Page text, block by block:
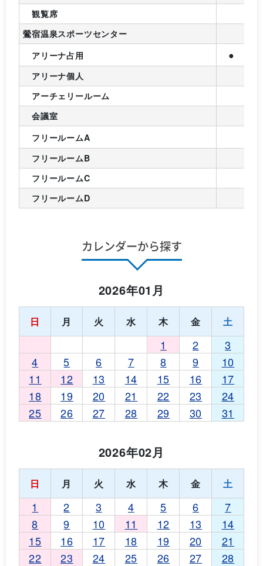
観覧席
鶯宿温泉スポーツセンター
アリーナ占用
●
アリーナ個人
アーチェリールーム
会議室
フリールームA
フリールームB
フリールームC
フリールームD
カレンダーから探す
2026年01月
日 月 火 水 木 金 土
1 2
3
4
5 6 7 8 9
10
11
12 13 14 15 16
17
18
19 20 21 22 23
24
25
26 27 28 29 30 31
2026年02月
日 月 火 水 木 金 土
1 2 3 4 5 6
7
8
9 10 11 12 13
14
15
16 17 18 19 20
21
22
23 24 25 26 27 28